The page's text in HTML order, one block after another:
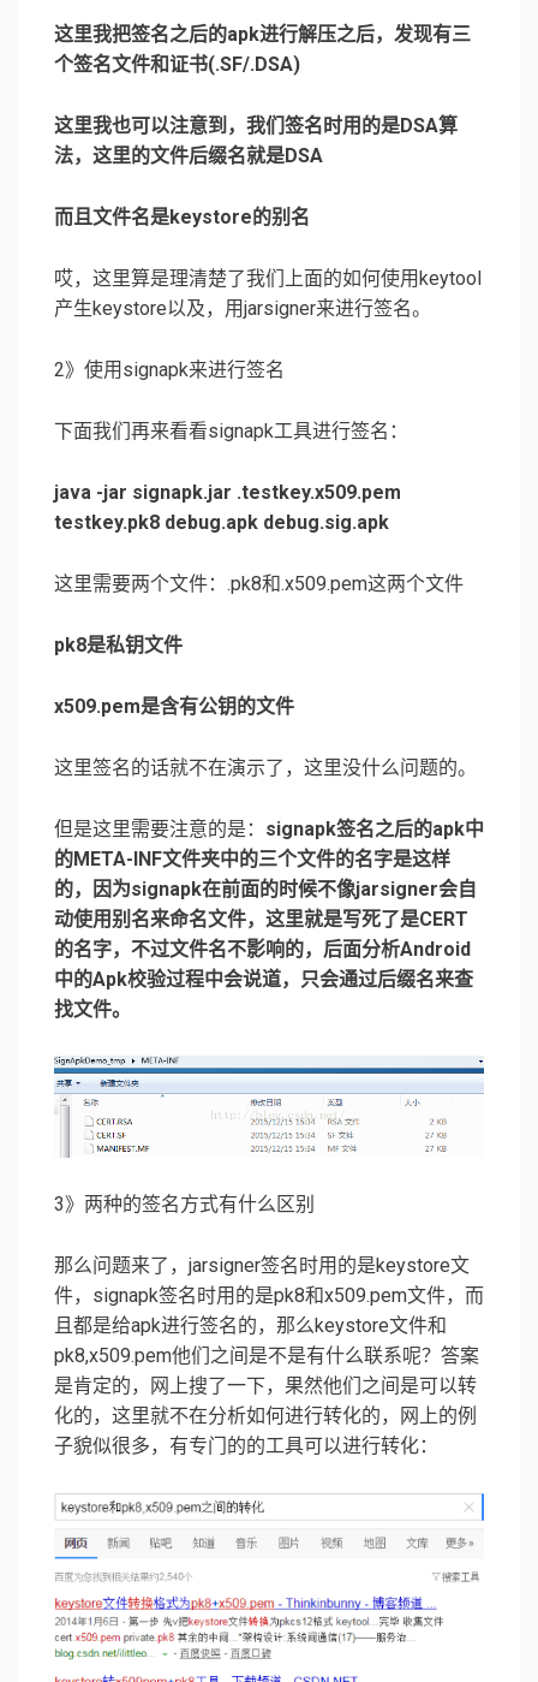
这里我把签名之后的apk进行解压之后，发现有三
个签名文件和证书(.SF/.DSA)
这里我也可以注意到，我们签名时用的是DSA算
法，这里的文件后缀名就是DSA
而且文件名是keystore的别名
哎，这里算是理清楚了我们上面的如何使用keytool
产生keystore以及，用jarsigner来进行签名。
2》使用signapk来进行签名
下面我们再来看看signapk工具进行签名：
java -jar signapk.jar .testkey.x509.pem
testkey.pk8 debug.apk debug.sig.apk
这里需要两个文件：.pk8和.x509.pem这两个文件
pk8是私钥文件
x509.pem是含有公钥的文件
这里签名的话就不在演示了，这里没什么问题的。
但是这里需要注意的是： signapk签名之后的apk中
的META-INF文件夹中的三个文件的名字是这样
的，因为signapk在前面的时候不像jarsigner会自
动使用别名来命名文件，这里就是写死了是CERT
的名字，不过文件名不影响的，后面分析Android
中的Apk校验过程中会说道，只会通过后缀名来查
找文件。
3》两种的签名方式有什么区别
那么问题来了，jarsigner签名时用的是keystore文
件，signapk签名时用的是pk8和x509.pem文件，而
且都是给apk进行签名的，那么keystore文件和
pk8,x509.pem他们之间是不是有什么联系呢？答案
是肯定的，网上搜了一下，果然他们之间是可以转
化的，这里就不在分析如何进行转化的，网上的例
子貌似很多，有专门的的工具可以进行转化：